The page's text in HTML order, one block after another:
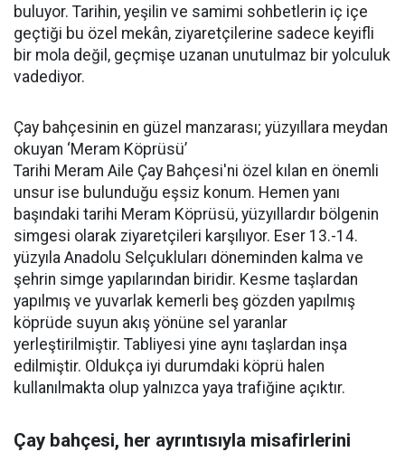
buluyor. Tarihin, yeşilin ve samimi sohbetlerin iç içe
geçtiği bu özel mekân, ziyaretçilerine sadece keyifli
bir mola değil, geçmişe uzanan unutulmaz bir yolculuk
vadediyor.
Çay bahçesinin en güzel manzarası; yüzyıllara meydan
okuyan ‘Meram Köprüsü’
Tarihi Meram Aile Çay Bahçesi'ni özel kılan en önemli
unsur ise bulunduğu eşsiz konum. Hemen yanı
başındaki tarihi Meram Köprüsü, yüzyıllardır bölgenin
simgesi olarak ziyaretçileri karşılıyor. Eser 13.-14.
yüzyıla Anadolu Selçukluları döneminden kalma ve
şehrin simge yapılarından biridir. Kesme taşlardan
yapılmış ve yuvarlak kemerli beş gözden yapılmış
köprüde suyun akış yönüne sel yaranlar
yerleştirilmiştir. Tabliyesi yine aynı taşlardan inşa
edilmiştir. Oldukça iyi durumdaki köprü halen
kullanılmakta olup yalnızca yaya trafiğine açıktır.
Çay bahçesi, her ayrıntısıyla misafirlerini